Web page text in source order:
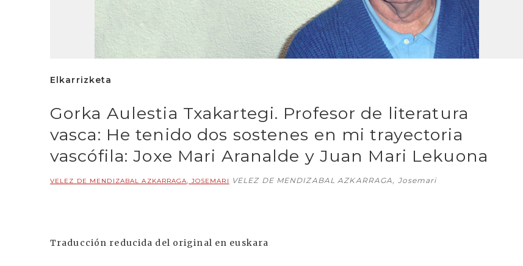
Elkarrizketa
Gorka Aulestia Txakartegi. Profesor de literatura
vasca: He tenido dos sostenes en mi trayectoria
vascófila: Joxe Mari Aranalde y Juan Mari Lekuona
VELEZ DE MENDIZABAL AZKARRAGA, JOSEMARI VELEZ DE MENDIZABAL AZKARRAGA, Josemari
Traducción reducida del original en euskara